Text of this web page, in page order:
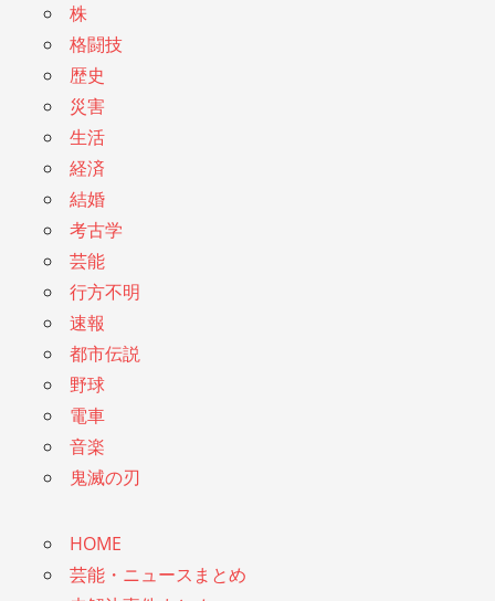
株
格闘技
歴史
災害
生活
経済
結婚
考古学
芸能
行方不明
速報
都市伝説
野球
電車
音楽
鬼滅の刃
HOME
芸能・ニュースまとめ